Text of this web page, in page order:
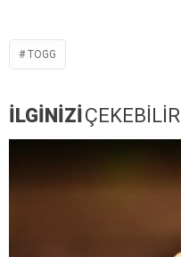
TOGG
İLGİNİZİÇEKEBİLİR